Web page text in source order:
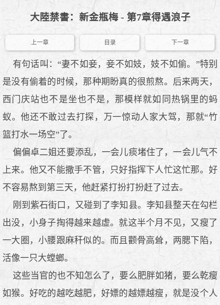
大陸禁書：新金瓶梅 - 第7章得遇浪子
上一章 目录 下一章
有句话叫：“妻不如妾，妾不如妓，妓不如偷。”特别
是没有偷着的时候，那种期盼真的很煎熬。后来两天，
西门庆站也不是坐也不是，那模样就如同热锅里的蚂
蚁。他还不敢过去打探，万一惊动人家大驾，那就“竹
篮打水一场空”了。
偏偏卓二姐还要添乱，一会儿痰堵住了，一会儿气不
上来。他又不能撒手不管，只好指挥下人忙这忙那。好
不容易熬到第三天，他赶紧打扮打扮赶了过去。
刚到紫石街口，又碰到了李知县。李知县整天在勾栏
出没，小身子掏得越来越虚。就这半个月不见，又瘦了
一大圈，小腰跟麻秆似的。而且颧骨高耸，两腮下陷，
活像一只大螳螂。
这些当官的也不知怎么了，要么肥胖如猪，要么乾瘦
如猴。好吃的越吃越肥，好嫖的越嫖越瘦，就是没个人